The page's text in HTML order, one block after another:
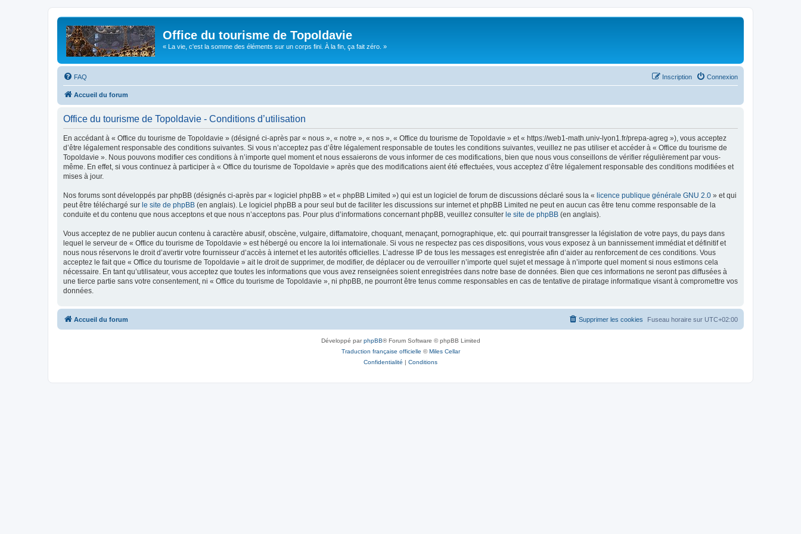
Office du tourisme de Topoldavie
« La vie, c'est la somme des éléments sur un corps fini. À la fin, ça fait zéro. »
FAQ Connexion
Inscription
Accueil du forum
Office du tourisme de Topoldavie - Conditions d’utilisation
En accédant à « Office du tourisme de Topoldavie » (désigné ci-après par « nous », « notre », « nos », « Office du tourisme de Topoldavie » et « https://web1-math.univ-lyon1.fr/prepa-agreg »), vous acceptez
d’être légalement responsable des conditions suivantes. Si vous n’acceptez pas d’être légalement responsable de toutes les conditions suivantes, veuillez ne pas utiliser et accéder à « Office du tourisme de
Topoldavie ». Nous pouvons modifier ces conditions à n’importe quel moment et nous essaierons de vous informer de ces modifications, bien que nous vous conseillons de vérifier régulièrement par vous-
même. En effet, si vous continuez à participer à « Office du tourisme de Topoldavie » après que des modifications aient été effectuées, vous acceptez d’être légalement responsable des conditions modifiées et
mises à jour.
Nos forums sont développés par phpBB (désignés ci-après par « logiciel phpBB » et « phpBB Limited ») qui est un logiciel de forum de discussions déclaré sous la « licence publique générale GNU 2.0 » et qui
peut être téléchargé sur le site de phpBB (en anglais). Le logiciel phpBB a pour seul but de faciliter les discussions sur internet et phpBB Limited ne peut en aucun cas être tenu comme responsable de la
conduite et du contenu que nous acceptons et que nous n’acceptons pas. Pour plus d’informations concernant phpBB, veuillez consulter le site de phpBB (en anglais).
Vous acceptez de ne publier aucun contenu à caractère abusif, obscène, vulgaire, diffamatoire, choquant, menaçant, pornographique, etc. qui pourrait transgresser la législation de votre pays, du pays dans
lequel le serveur de « Office du tourisme de Topoldavie » est hébergé ou encore la loi internationale. Si vous ne respectez pas ces dispositions, vous vous exposez à un bannissement immédiat et définitif et
nous nous réservons le droit d’avertir votre fournisseur d’accès à internet et les autorités officielles. L’adresse IP de tous les messages est enregistrée afin d’aider au renforcement de ces conditions. Vous
acceptez le fait que « Office du tourisme de Topoldavie » ait le droit de supprimer, de modifier, de déplacer ou de verrouiller n’importe quel sujet et message à n’importe quel moment si nous estimons cela
nécessaire. En tant qu’utilisateur, vous acceptez que toutes les informations que vous avez renseignées soient enregistrées dans notre base de données. Bien que ces informations ne seront pas diffusées à
une tierce partie sans votre consentement, ni « Office du tourisme de Topoldavie », ni phpBB, ne pourront être tenus comme responsables en cas de tentative de piratage informatique visant à compromettre vos
données.
Accueil du forum Fuseau horaire sur UTC+02:00
Supprimer les cookies
Développé parphpBB® Forum Software © phpBB Limited
Traduction française officielle ©Miles Cellar
Confidentialité | Conditions